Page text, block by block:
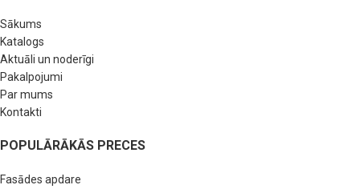
Sākums
Katalogs
Aktuāli un noderīgi
Pakalpojumi
Par mums
Kontakti
POPULĀRĀKĀS PRECES
Fasādes apdare